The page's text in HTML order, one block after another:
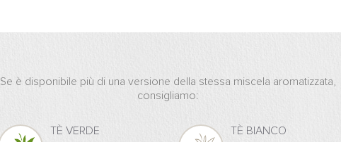
Se è disponibile più di una versione della stessa miscela aromatizzata,
consigliamo:
TÈ VERDE
TÈ BIANCO